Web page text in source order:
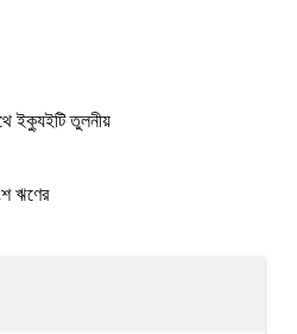
ইক্যুইটি তুলনীয়
ঋণের